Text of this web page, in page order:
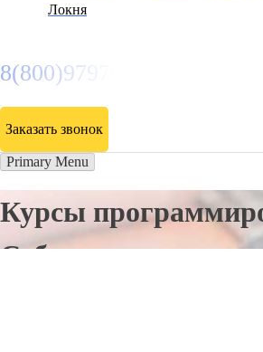
Локня
8(800)9797043
Заказать звонок
Primary Menu
Курсы
Себеже